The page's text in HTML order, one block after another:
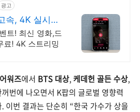
광고
속, 4K 실시간
트! 최신 영화,드
료! 4K 스트리밍
워즈에서 BTS 대상, 케데헌 골든 수상,
꺼번에 나오면서 K팝의 글로벌 영향력
이번 결과는 단순히 “한국 가수가 상을